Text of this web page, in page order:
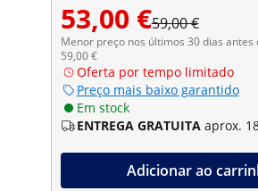
53,00 €59,00 €
Menor preço nos últimos 30 dias antes
59,00 €
Oferta por tempo limitado
Preço mais baixo garantido
Em stock
ENTREGA GRATUITA aprox.
Adicionar ao